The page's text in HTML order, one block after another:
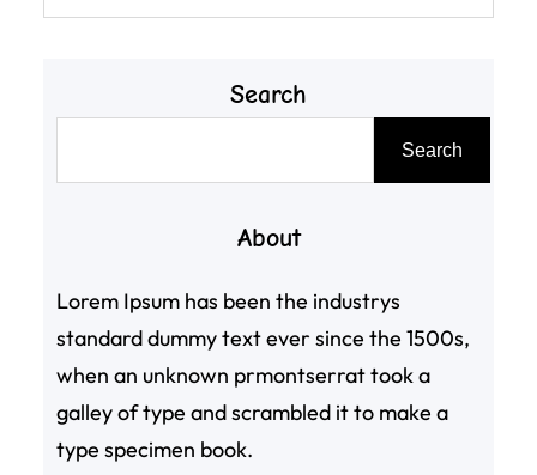
Search
Search
About
Lorem Ipsum has been the industrys
standard dummy text ever since the 1500s,
when an unknown prmontserrat took a
galley of type and scrambled it to make a
type specimen book.